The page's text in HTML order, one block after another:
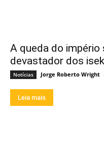
A queda do império
devastador dos
Notícias Jorge Roberto Wright -
Leia mais